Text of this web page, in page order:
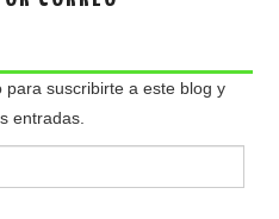
suscribirte a este blog y
entradas.